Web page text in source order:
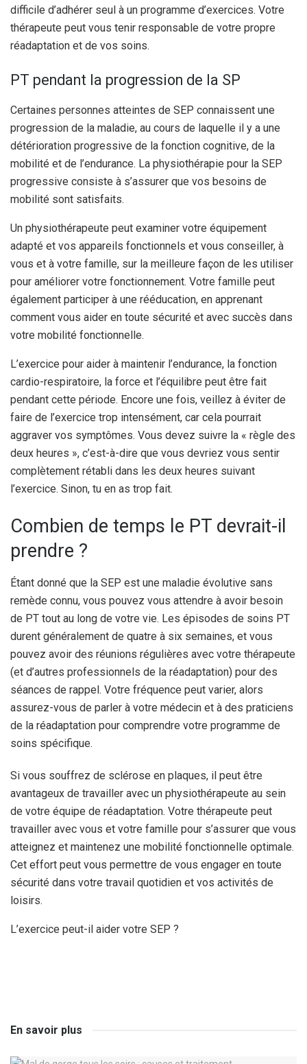
difficile d’adhérer seul à un programme d’exercices. Votre
thérapeute peut vous tenir responsable de votre propre
réadaptation et de vos soins.
PT pendant la progression de la SP
Certaines personnes atteintes de SEP connaissent une
progression de la maladie, au cours de laquelle il y a une
détérioration progressive de la fonction cognitive, de la
mobilité et de l’endurance. La physiothérapie pour la SEP
progressive consiste à s’assurer que vos besoins de
mobilité sont satisfaits.
Un physiothérapeute peut examiner votre équipement
adapté et vos appareils fonctionnels et vous conseiller, à
vous et à votre famille, sur la meilleure façon de les utiliser
pour améliorer votre fonctionnement. Votre famille peut
également participer à une rééducation, en apprenant
comment vous aider en toute sécurité et avec succès dans
votre mobilité fonctionnelle.
L’exercice pour aider à maintenir l’endurance, la fonction
cardio-respiratoire, la force et l’équilibre peut être fait
pendant cette période. Encore une fois, veillez à éviter de
faire de l’exercice trop intensément, car cela pourrait
aggraver vos symptômes. Vous devez suivre la « règle des
deux heures », c’est-à-dire que vous devriez vous sentir
complètement rétabli dans les deux heures suivant
l’exercice. Sinon, tu en as trop fait.
Combien de temps le PT devrait-il
prendre ?
Étant donné que la SEP est une maladie évolutive sans
remède connu, vous pouvez vous attendre à avoir besoin
de PT tout au long de votre vie. Les épisodes de soins PT
durent généralement de quatre à six semaines, et vous
pouvez avoir des réunions régulières avec votre thérapeute
(et d’autres professionnels de la réadaptation) pour des
séances de rappel. Votre fréquence peut varier, alors
assurez-vous de parler à votre médecin et à des praticiens
de la réadaptation pour comprendre votre programme de
soins spécifique.
Si vous souffrez de sclérose en plaques, il peut être
avantageux de travailler avec un physiothérapeute au sein
de votre équipe de réadaptation. Votre thérapeute peut
travailler avec vous et votre famille pour s’assurer que vous
atteignez et maintenez une mobilité fonctionnelle optimale.
Cet effort peut vous permettre de vous engager en toute
sécurité dans votre travail quotidien et vos activités de
loisirs.
L’exercice peut-il aider votre SEP ?
En savoir plus